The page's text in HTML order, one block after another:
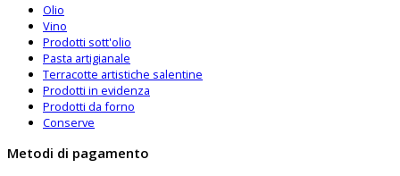
Olio
Vino
Prodotti sott'olio
Pasta artigianale
Terracotte artistiche salentine
Prodotti in evidenza
Prodotti da forno
Conserve
Metodi di pagamento